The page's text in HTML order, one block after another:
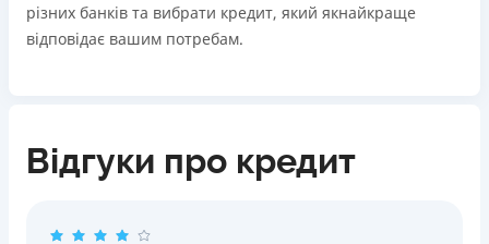
різних банків та вибрати кредит, який якнайкраще
відповідає вашим потребам.
Відгуки про кредит